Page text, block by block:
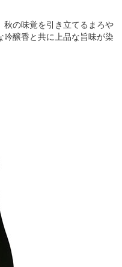
秋の味覚を引き立てるまろや
醸香と共に上品な旨味が染